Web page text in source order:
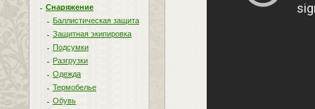
Снаряжение
Баллистическая защита
Защитная экипировка
Подсумки
Разгрузки
Одежда
Термобелье
Обувь